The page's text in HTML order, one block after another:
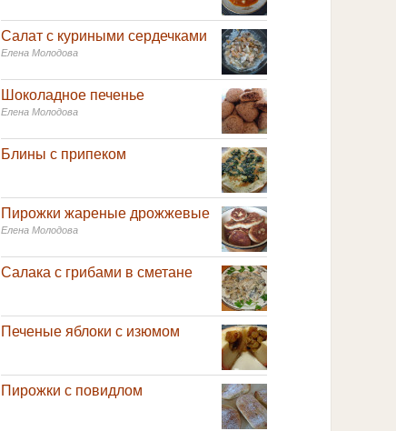
Салат с куриными сердечками
Елена Молодова
Шоколадное печенье
Елена Молодова
Блины с припеком
Пирожки жареные дрожжевые
Елена Молодова
Салака с грибами в сметане
Печеные яблоки с изюмом
Пирожки с повидлом